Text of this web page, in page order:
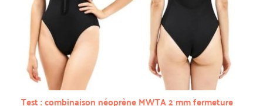
Test : combinaison néoprène MWTA 2 mm fermeture